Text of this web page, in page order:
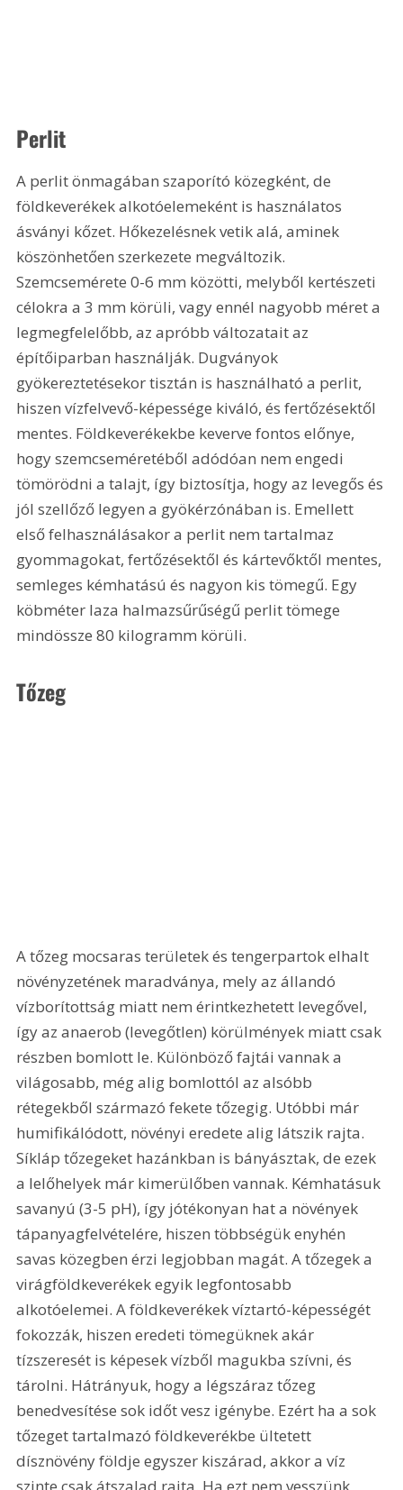
Perlit
A perlit önmagában szaporító közegként, de
földkeverékek alkotóelemeként is használatos
ásványi kőzet. Hőkezelésnek vetik alá, aminek
köszönhetően szerkezete megváltozik.
Szemcsemérete 0-6 mm közötti, melyből kertészeti
célokra a 3 mm körüli, vagy ennél nagyobb méret a
legmegfelelőbb, az apróbb változatait az
építőiparban használják. Dugványok
gyökereztetésekor tisztán is használható a perlit,
hiszen vízfelvevő-képessége kiváló, és fertőzésektől
mentes. Földkeverékekbe keverve fontos előnye,
hogy szemcseméretéből adódóan nem engedi
tömörödni a talajt, így biztosítja, hogy az levegős és
jól szellőző legyen a gyökérzónában is. Emellett
első felhasználásakor a perlit nem tartalmaz
gyommagokat, fertőzésektől és kártevőktől mentes,
semleges kémhatású és nagyon kis tömegű. Egy
köbméter laza halmazsűrűségű perlit tömege
mindössze 80 kilogramm körüli.
Tőzeg
A tőzeg mocsaras területek és tengerpartok elhalt
növényzetének maradványa, mely az állandó
vízborítottság miatt nem érintkezhetett levegővel,
így az anaerob (levegőtlen) körülmények miatt csak
részben bomlott le. Különböző fajtái vannak a
világosabb, még alig bomlottól az alsóbb
rétegekből származó fekete tőzegig. Utóbbi már
humifikálódott, növényi eredete alig látszik rajta.
Síkláp tőzegeket hazánkban is bányásztak, de ezek
a lelőhelyek már kimerülőben vannak. Kémhatásuk
savanyú (3-5 pH), így jótékonyan hat a növények
tápanyagfelvételére, hiszen többségük enyhén
savas közegben érzi legjobban magát. A tőzegek a
virágföldkeverékek egyik legfontosabb
alkotóelemei. A földkeverékek víztartó-képességét
fokozzák, hiszen eredeti tömegüknek akár
tízszeresét is képesek vízből magukba szívni, és
tárolni. Hátrányuk, hogy a légszáraz tőzeg
benedvesítése sok időt vesz igénybe. Ezért ha a sok
tőzeget tartalmazó földkeverékbe ültetett
dísznövény földje egyszer kiszárad, akkor a víz